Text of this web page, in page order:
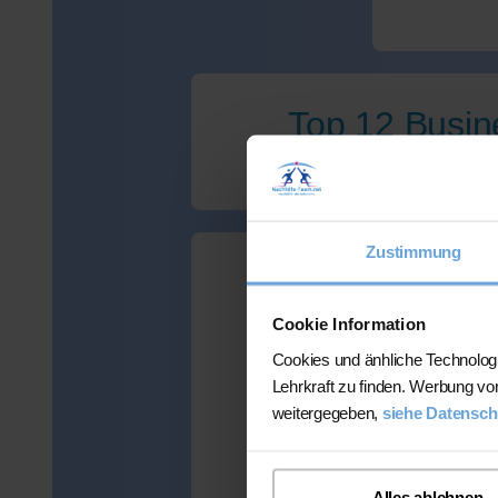
Zustimmung
Cookie Information
Cookies und änhliche
Lehrkraft zu finden. Werbung
weitergegeben, siehe
Top 12
Viele